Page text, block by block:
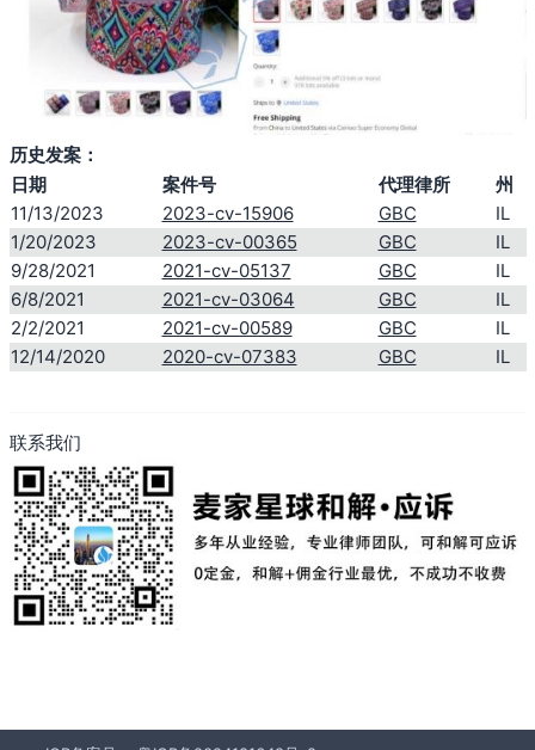
历史发案：
日期
案件号 代理律所
州
11/13/2023
2023-cv-15906 GBC
IL
1/20/2023
2023-cv-00365 GBC
IL
9/28/2021
2021-cv-05137 GBC
IL
6/8/2021
2021-cv-03064 GBC
IL
2/2/2021
2021-cv-00589 GBC
IL
12/14/2020
2020-cv-07383 GBC IL
联系我们